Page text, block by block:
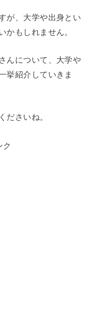
が、大学や出身とい
かもしれません。
んについて、大学や
挙紹介していきま
ださいね。
ク